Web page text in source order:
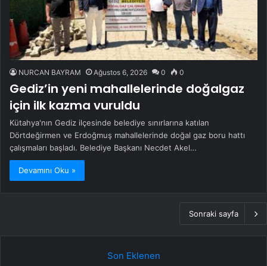
NURCAN BAYRAM Ağustos 6, 2026 0 0
Gediz’in yeni mahallelerinde doğalgaz
için ilk kazma vuruldu
Kütahya'nın Gediz ilçesinde belediye sınırlarına katılan
Dörtdeğirmen ve Erdoğmuş mahallelerinde doğal gaz boru hattı
çalışmaları başladı. Belediye Başkanı Necdet Akel…
Devamını Oku »
Sonraki sayfa
Son Eklenen